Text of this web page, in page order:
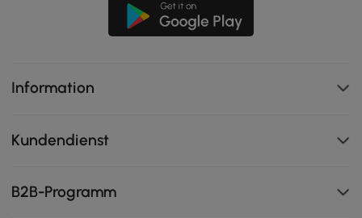
Information
Kundendienst
B2B-Programm